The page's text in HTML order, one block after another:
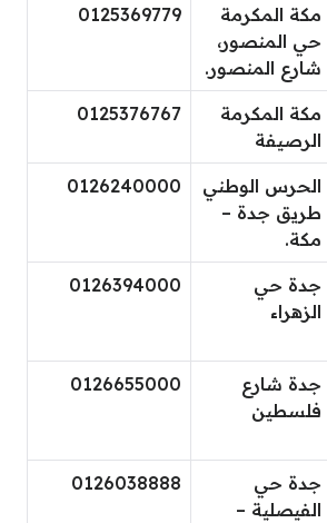
مكة المكرمة
حي المنصور،
شارع المنصور.
0125369779
مكة المكرمة
الرصيفة
0125376767
الحرس الوطني
طريق جدة –
مكة.
0126240000
جدة حي
الزهراء
0126394000
جدة شارع
فلسطين
0126655000
جدة حي
الفيصلية –
0126038888